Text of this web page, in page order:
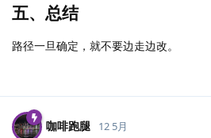
五、总结
路径一旦确定，就不要边走边改。
咖啡跑腿 12 5月